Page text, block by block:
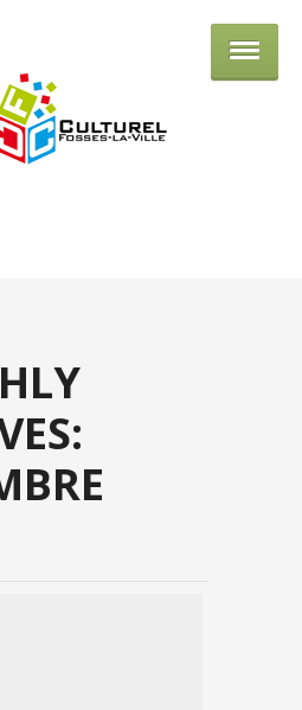
Centre culturel de Fosses-la-Ville